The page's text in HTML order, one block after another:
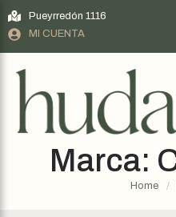
Pueyrredón 1116
MI CUENTA
Marca:
Home /